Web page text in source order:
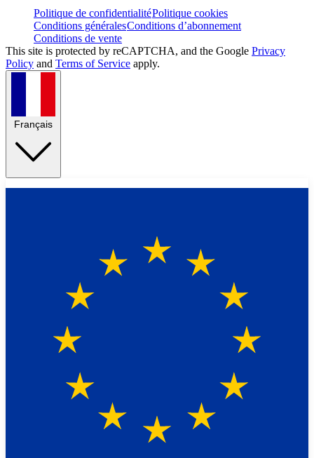
Politique de confidentialitéPolitique cookies
Conditions généralesConditions d’abonnement
Conditions de vente
This site is protected by reCAPTCHA, and the Google Privacy
Policy and Terms of Service apply.
Français